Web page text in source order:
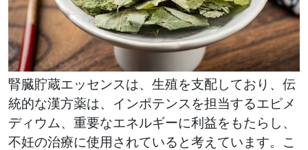
腎臓貯蔵エッセンスは、生殖を支配しており、伝
統的な漢方薬は、インポテンスを担当するエピメ
ディウム、重要なエネルギーに利益をもたらし、
不妊の治療に使用されていると考えています。こ